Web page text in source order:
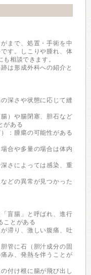
まで、処置・手術を中
す。しこりや腫れ、体
相談できます。
は形成外科への紹介と
深さや状態に応じて縫
）や腸閉塞、胆石など
がある
：腫瘍の可能性がある
合や多量の場合は体内
さによっては感染、重
どの異常が見つかった
盲腸」と呼ばれ、進行
ことがある
滞り、激しい腹痛、吐
管に石（胆汁成分の固
み、発熱を伴うことが
付け根に腸が飛び出し